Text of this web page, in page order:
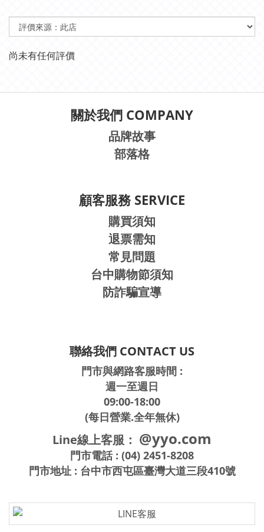
尚未有任何評價
關於我們 COMPANY
品牌故事
部落格
顧客服務 SERVICE
購買須知
退票需知
常見問題
台中購物節須知
防詐騙宣導
聯絡我們 CONTACT US
門市與網路客服時間 :
週一至週日
09:00-18:00
(每日營業.全年無休)
Line線上客服： @yyo.com
門市電話 : (04) 2451-8208
門市地址 : 台中市西屯區臺灣大道三段410號